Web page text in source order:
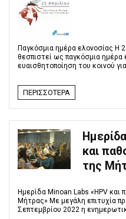
Παγκόσμια ημέρα ελονοσίας Η
θεσπιστεί ως παγκόσμια ημέρα
ευαισθητοποίηση του κοινού
ΠΕΡΙΣΣΌΤΕΡΑ
και
της
Ημερίδα Minoan Labs «HPV και
Μήτρας» Με μεγάλη επιτυχία
Σεπτεμβρίου 2022 η